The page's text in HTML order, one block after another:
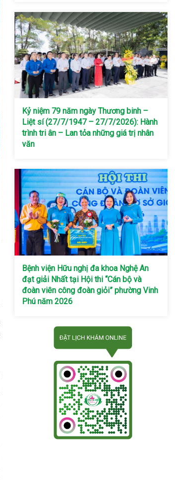
Kỷ niệm 79 năm ngày Thương binh –
Liệt sí (27/7/1947 – 27/7/2026): Hành
trình tri ân – Lan tỏa những giá trị nhân
văn
Bệnh viện Hữu nghị đa khoa Nghệ An
đạt giải Nhất tại Hội thi “Cán bộ và
đoàn viên công đoàn giỏi” phường Vinh
Phú năm 2026